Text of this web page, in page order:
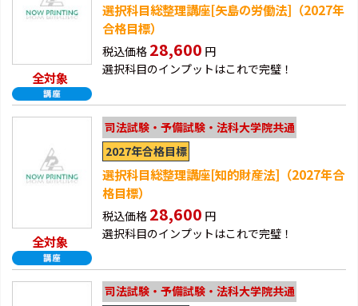
全対象
選択科目総整理講座[矢島の労働法]（2027年
合格目標）
税込価格 28,600 円
選択科目のインプットはこれで完璧！
全対象
司法試験・予備試験・法科大学院共通
2027年合格目標
選択科目総整理講座[知的財産法]（2027年合
格目標）
税込価格 28,600 円
選択科目のインプットはこれで完璧！
司法試験・予備試験・法科大学院共通